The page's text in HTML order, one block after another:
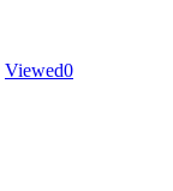
Viewed0